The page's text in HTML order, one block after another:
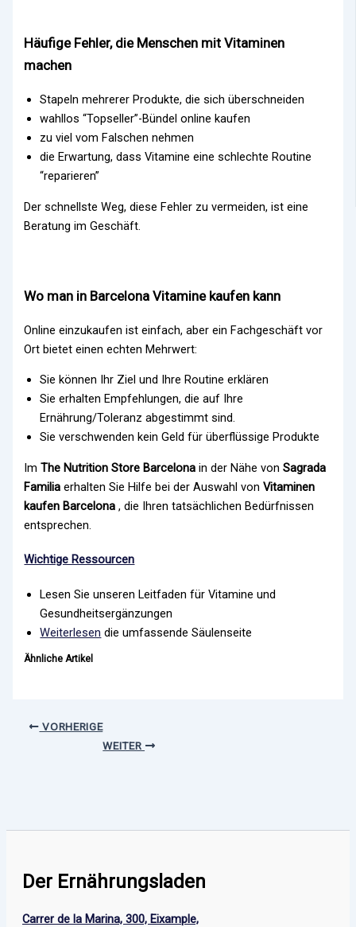
Häufige Fehler, die Menschen mit Vitaminen
machen
Stapeln mehrerer Produkte, die sich überschneiden
wahllos “Topseller”-Bündel online kaufen
zu viel vom Falschen nehmen
die Erwartung, dass Vitamine eine schlechte Routine
“reparieren”
Der schnellste Weg, diese Fehler zu vermeiden, ist eine
Beratung im Geschäft.
Wo man in Barcelona Vitamine kaufen kann
Online einzukaufen ist einfach, aber ein Fachgeschäft vor
Ort bietet einen echten Mehrwert:
Sie können Ihr Ziel und Ihre Routine erklären
Sie erhalten Empfehlungen, die auf Ihre
Ernährung/Toleranz abgestimmt sind.
Sie verschwenden kein Geld für überflüssige Produkte
ImThe Nutrition Store Barcelonain der Nähe vonSagrada
Familia erhalten Sie Hilfe bei der Auswahl vonVitaminen
kaufen Barcelona, die Ihren tatsächlichen Bedürfnissen
entsprechen.
Wichtige Ressourcen
Lesen Sie unseren Leitfaden für Vitamine und
Gesundheitsergänzungen
Weiterlesen die umfassende Säulenseite
Ähnliche Artikel
VORHERIGE
WEITER
Der Ernährungsladen
Carrer de la Marina, 300, Eixample,